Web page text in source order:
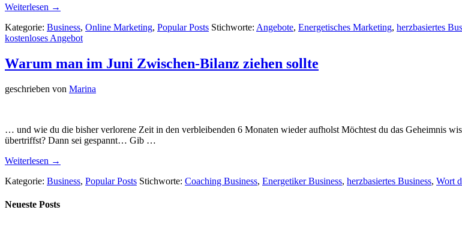
Weiterlesen →
Kategorie: Business, Online Marketing, Popular Posts Stichworte: Angebote, Energetisches Marketing, herzbasiertes
kostenloses Angebot
Warum man im Juni Zwischen-Bilanz ziehen sollte
geschrieben von Marina
… und wie du die bisher verlorene Zeit in den verbleibenden 6 Monaten wieder aufholst Möchtest du das Geheimnis
übertriffst? Dann sei gespannt… Gib …
Weiterlesen →
Kategorie: Business, Popular Posts Stichworte: Coaching Business, Energetiker Business, herzbasiertes Business, Wort
Neueste Posts